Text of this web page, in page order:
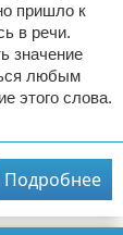
пришло к
в речи.
значение
любым
этого слова.
Подробнее